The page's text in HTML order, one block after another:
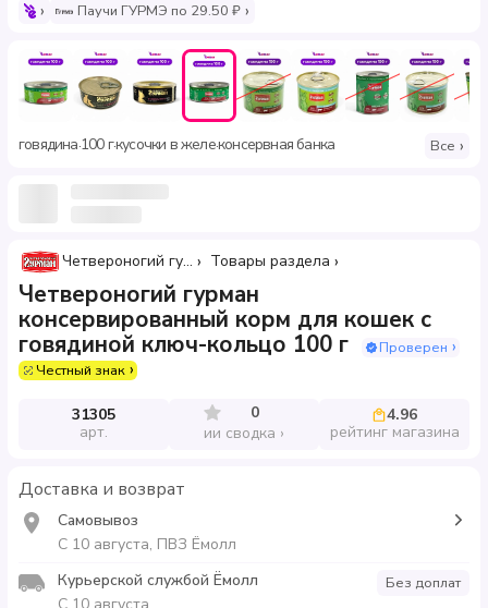
Паучи ГУРМЭ по 29.50 ₽
говядина·100 г·кусочки в желе·консервная банка Все
Четвероногий гурман Товары раздела
Четвероногий гурман
консервированный корм для кошек с
говядиной ключ-кольцо 100 г
Проверен
Честный знак
31305
арт.
0
ии сводка
4.96
рейтинг магазина
Доставка и возврат
Самовывоз
С 10 августа, ПВЗ Ёмолл
Курьерской службой Ёмолл
Без доплат